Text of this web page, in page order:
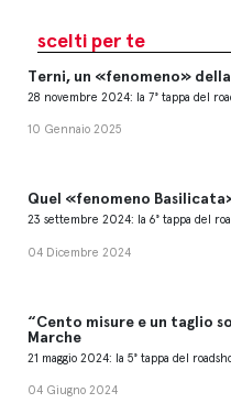
scelti per te
Terni, un «fenomeno»
28 novembre 2024: la 7° tappa del
10 Gennaio 2025
Quel «fenomeno
23 settembre 2024: la 6° tappa del
04 Dicembre 2024
“Cento misure e un taglio
Marche
21 maggio 2024: la 5° tappa del
04 Giugno 2024